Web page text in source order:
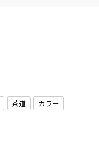
茶道
カラー